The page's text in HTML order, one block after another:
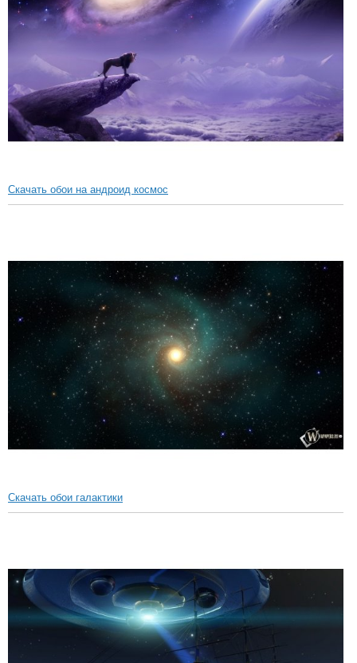
Скачать обои на андроид космос
Скачать обои галактики